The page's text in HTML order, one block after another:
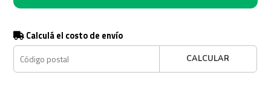
Calculá el costo de envío
CALCULAR